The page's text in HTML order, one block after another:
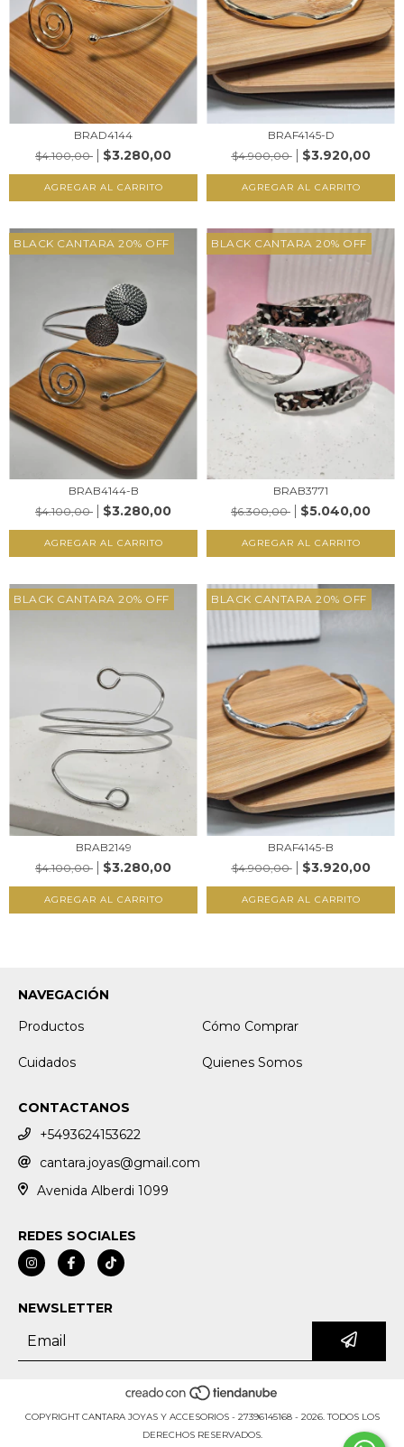
BRAD4144
$4.100,00
$3.280,00
AGREGAR AL CARRITO
BRAF4145-D
$4.900,00
$3.920,00
AGREGAR AL CARRITO
BLACK CANTARA 20% OFF
BRAB4144-B
$4.100,00
$3.280,00
AGREGAR AL CARRITO
BLACK CANTARA 20% OFF
BRAB3771
$6.300,00
$5.040,00
AGREGAR AL CARRITO
BLACK CANTARA 20% OFF
BRAB2149
$4.100,00
$3.280,00
AGREGAR AL CARRITO
BLACK CANTARA 20% OFF
BRAF4145-B
$4.900,00
$3.920,00
AGREGAR AL CARRITO
NAVEGACIÓN
Productos
Cómo Comprar
Cuidados Quienes Somos
CONTACTANOS
+5493624153622
cantara.joyas@gmail.com
Avenida Alberdi 1099
REDES SOCIALES
NEWSLETTER
COPYRIGHT CANTARA JOYAS Y ACCESORIOS - 27396145168 - 2026. TODOS LOS
DERECHOS RESERVADOS.